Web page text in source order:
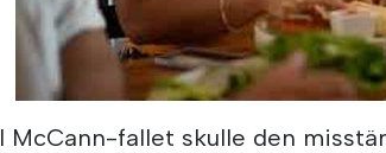
00:00/ 07:24
I McCann-fallet skulle den